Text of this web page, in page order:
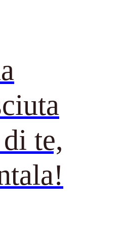
te,